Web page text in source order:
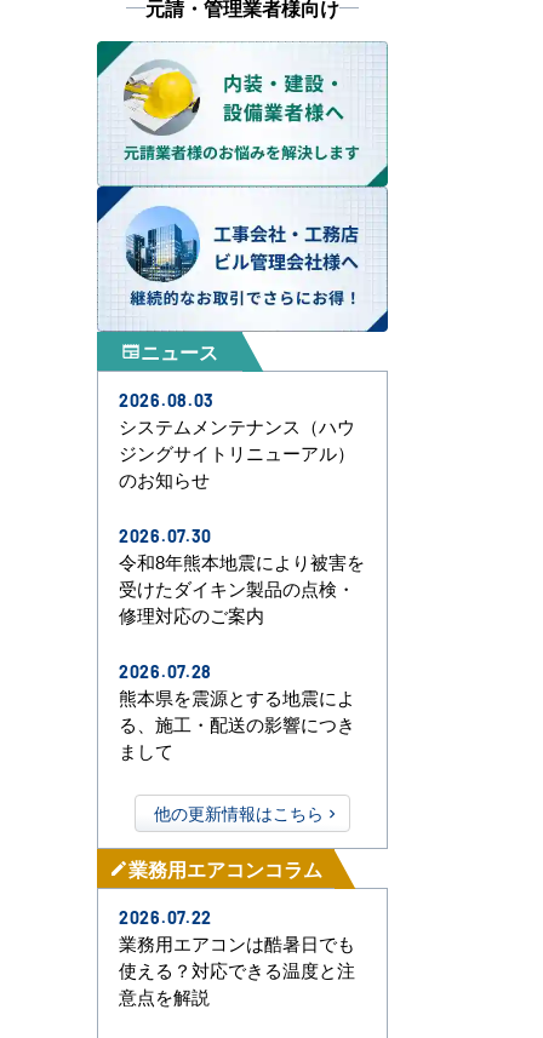
元請・管理業者様向け
newspaperニュース
2026.08.03
システムメンテナンス（ハウ
ジングサイトリニューアル）
のお知らせ
2026.07.30
令和8年熊本地震により被害を
受けたダイキン製品の点検・
修理対応のご案内
2026.07.28
熊本県を震源とする地震によ
る、施工・配送の影響につき
まして
他の更新情報はこちら
mode_edit業務用エアコンコラム
2026.07.22
業務用エアコンは酷暑日でも
使える？対応できる温度と注
意点を解説